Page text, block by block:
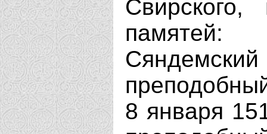
памятей:
8 января